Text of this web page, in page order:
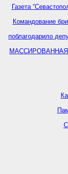
Газета
Командование
поблагодарило